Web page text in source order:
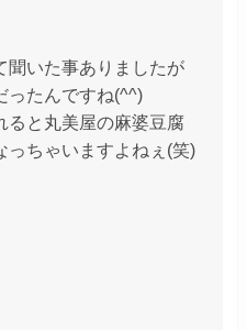
聞いた事ありましたが
ったんですね(^^)
ると丸美屋の麻婆豆腐
っちゃいますよねぇ(笑)